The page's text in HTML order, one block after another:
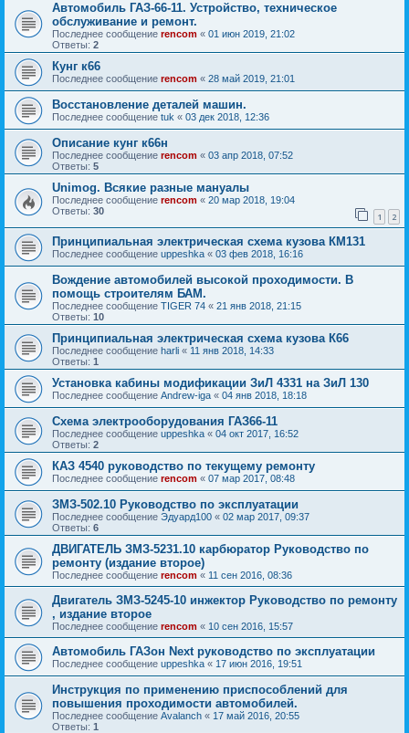
Автомобиль ГАЗ-66-11. Устройство, техническое
обслуживание и ремонт.
Последнее сообщение rencom « 01 июн 2019, 21:02
Ответы: 2
Кунг к66
Последнее сообщение rencom « 28 май 2019, 21:01
Восстановление деталей машин.
Последнее сообщение tuk « 03 дек 2018, 12:36
Описание кунг к66н
Последнее сообщение rencom « 03 апр 2018, 07:52
Ответы: 5
Unimog. Всякие разные мануалы
Последнее сообщение rencom « 20 мар 2018, 19:04
Ответы: 30 1 2
Принципиальная электрическая схема кузова КМ131
Последнее сообщение uppeshka « 03 фев 2018, 16:16
Вождение автомобилей высокой проходимости. В
помощь строителям БАМ.
Последнее сообщение TIGER 74 « 21 янв 2018, 21:15
Ответы: 10
Принципиальная электрическая схема кузова К66
Последнее сообщение harli « 11 янв 2018, 14:33
Ответы: 1
Установка кабины модификации ЗиЛ 4331 на ЗиЛ 130
Последнее сообщение Andrew-iga « 04 янв 2018, 18:18
Схема электрооборудования ГАЗ66-11
Последнее сообщение uppeshka « 04 окт 2017, 16:52
Ответы: 2
КАЗ 4540 руководство по текущему ремонту
Последнее сообщение rencom « 07 мар 2017, 08:48
ЗМЗ-502.10 Руководство по эксплуатации
Последнее сообщение Эдуард100 « 02 мар 2017, 09:37
Ответы: 6
ДВИГАТЕЛЬ ЗМЗ-5231.10 карбюратор Руководство по
ремонту (издание второе)
Последнее сообщение rencom « 11 сен 2016, 08:36
Двигатель ЗМЗ-5245-10 инжектор Руководство по ремонту
, издание второе
Последнее сообщение rencom « 10 сен 2016, 15:57
Автомобиль ГАЗон Next руководство по эксплуатации
Последнее сообщение uppeshka « 17 июн 2016, 19:51
Инструкция по применению приспособлений для
повышения проходимости автомобилей.
Последнее сообщение Avalanch « 17 май 2016, 20:55
Ответы: 1